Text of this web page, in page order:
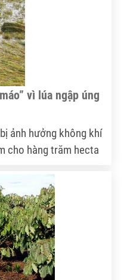
nội dung trong Quyết
vì lúa ngập úng
ảnh hưởng không khí
cho hàng trăm hecta
nước lâu ngày,
cơ mất trắng khiến